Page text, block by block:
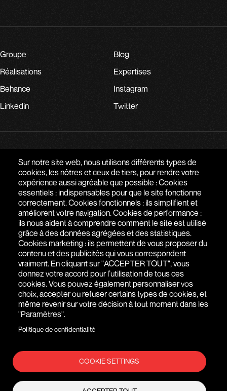
Sur notre site web, nous utilisons différents types de
cookies, les nôtres et ceux de tiers, pour rendre votre
expérience aussi agréable que possible : Cookies
essentiels : indispensables pour que le site fonctionne
correctement. Cookies fonctionnels : ils simplifient et
améliorent votre navigation. Cookies de performance :
ils nous aident à comprendre comment le site est utilisé
grâce à des données agrégées et des statistiques.
Cookies marketing : ils permettent de vous proposer du
contenu et des publicités qui vous correspondent
vraiment. En cliquant sur "ACCEPTER TOUT", vous
donnez votre accord pour l’utilisation de tous ces
cookies. Vous pouvez également personnaliser vos
choix, accepter ou refuser certains types de cookies, et
même revenir sur votre décision à tout moment dans les
"Paramètres".
Politique de confidentialité
COOKIE SETTINGS
Groupe
Blog
Réalisations
Expertises
Behance
Instagram
Linkedin
Twitter
AGENCE WEB À PARIS - SAIGON
51 RUE DE SEINE,75006 PARIS,ÎLE-DE-FRANCE, FRANCE
+(33) 1 76 77 27 61
MENTIONS LÉGALES
POLITIQUE DE CONFIDENTIALITÉ
CGV
© AGENCE WEB FIDESIO 2026